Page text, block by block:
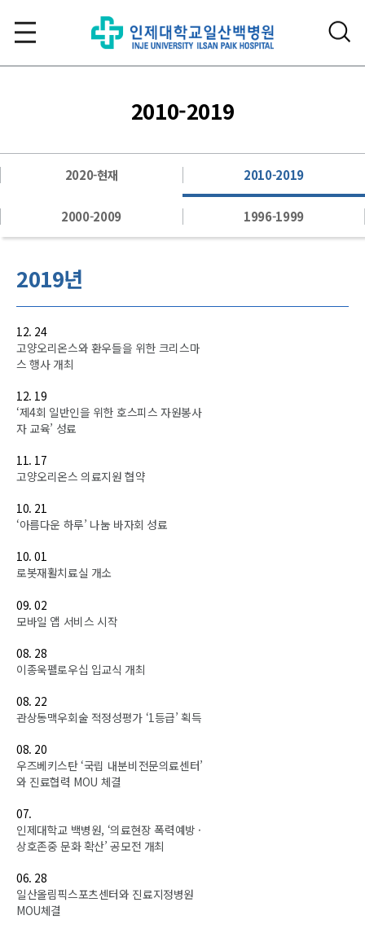
2010-2019
2020-현재 2010-2019
2000-2009 1996-1999
2019년
12. 24
고양오리온스와 환우들을 위한 크리스마
스 행사 개최
12. 19
‘제4회 일반인을 위한 호스피스 자원봉사
자 교육’ 성료
11. 17
고양오리온스 의료지원 협약
10. 21
‘아름다운 하루’ 나눔 바자회 성료
10. 01
로봇재활치료실 개소
09. 02
모바일 앱 서비스 시작
08. 28
이종욱펠로우십 입교식 개최
08. 22
관상동맥우회술 적정성평가 ‘1등급’ 획득
08. 20
우즈베키스탄 ‘국립 내분비전문의료센터’
와 진료협력 MOU 체결
07.
인제대학교 백병원, ‘의료현장 폭력예방 ·
상호존중 문화 확산’ 공모전 개최
06. 28
일산올림픽스포츠센터와 진료지정병원
MOU체결